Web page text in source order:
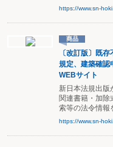
https://www.sn-
商品
〔改訂版〕既
規定、建築確認
WEBサイト
新日本法規出版
関連書籍・加除
索等の法令情報
https://www.sn-